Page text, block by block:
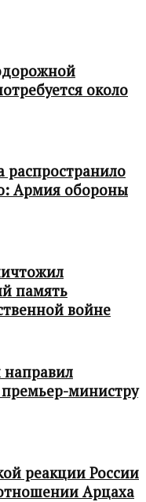
около
Армия обороны
память
войне
министру
реакции России
Арцаха